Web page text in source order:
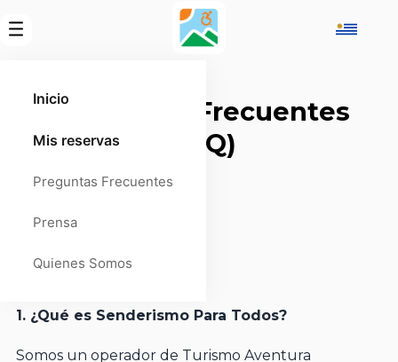
Inicio
Mis reservas
Preguntas Frecuentes
Prensa
Quienes Somos
Preguntas Frecuentes
(FAQ)
1. ¿Qué es Senderismo Para Todos?
Somos un operador de Turismo Aventura